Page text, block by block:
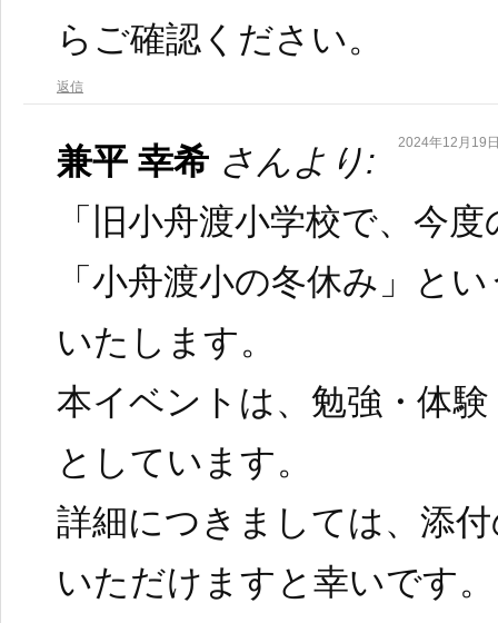
らご確認ください。
返信
兼平 幸希 さんより: 2024年12月19
「旧小舟渡小学校で、今
「小舟渡小の冬休み」と
いたします。
本イベントは、勉強・体
としています。
詳細につきましては、添
いただけますと幸いです。